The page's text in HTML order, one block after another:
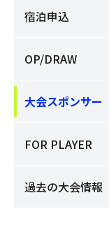
宿泊申込
OP/DRAW
大会スポンサー
FOR PLAYER
過去の大会情報